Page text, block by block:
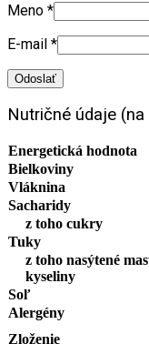
Meno *
E-mail *
Nutričné údaje
Energetická hodnota
Bielkoviny
Vláknina
Sacharidy
z toho cukry
Tuky
z toho nasýtené
kyseliny
Soľ
Alergény
Zloženie